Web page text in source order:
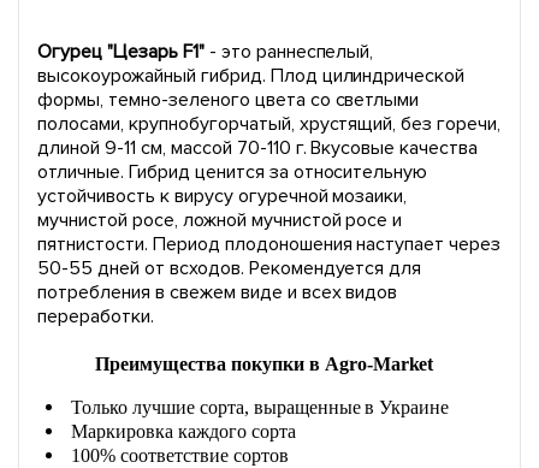
Огурец "Цезарь F1" - это раннеспелый,
высокоурожайный гибрид. Плод цилиндрической
формы, темно-зеленого цвета со светлыми
полосами, крупнобугорчатый, хрустящий, без горечи,
длиной 9-11 см, массой 70-110 г. Вкусовые качества
отличные. Гибрид ценится за относительную
устойчивость к вирусу огуречной мозаики,
мучнистой росе, ложной мучнистой росе и
пятнистости. Период плодоношения наступает через
50-55 дней от всходов. Рекомендуется для
потребления в свежем виде и всех видов
переработки.
Преимущества покупки в Agro-Market
Только лучшие сорта, выращенные в Украине
Маркировка каждого сорта
100% соответствие сортов